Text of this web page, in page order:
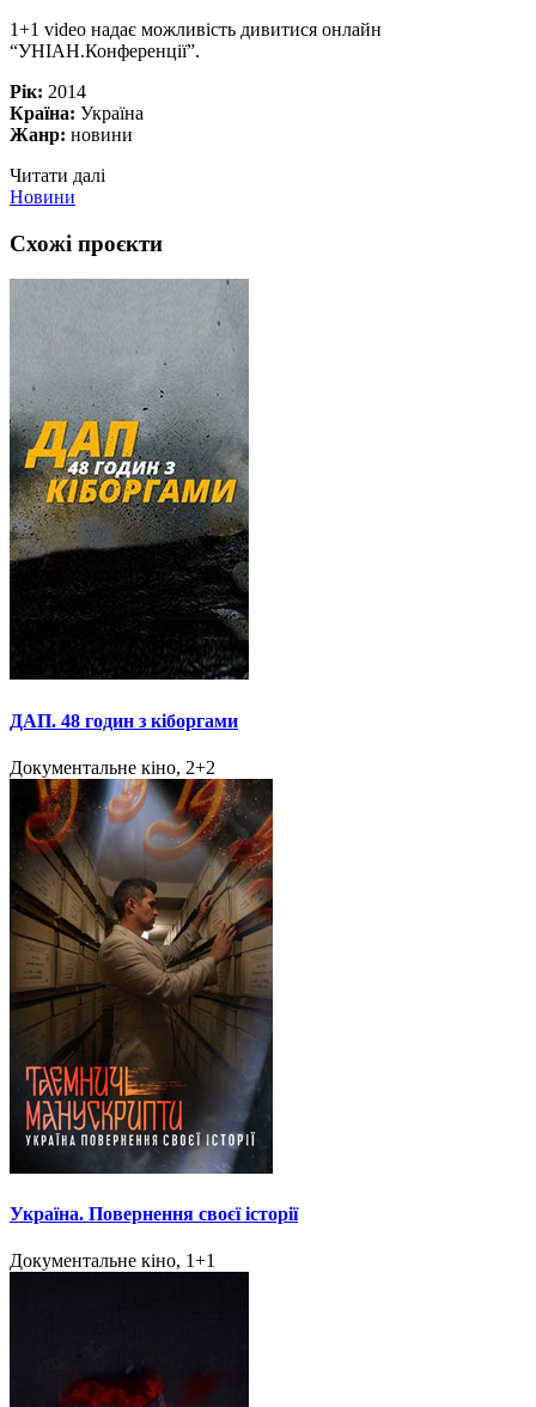
1+1 video надає можливість дивитися онлайн
“УНІАН.Конференції”.
Рік: 2014
Країна: Україна
Жанр: новини
Читати далі
Новини
Схожі проєкти
ДАП. 48 годин з кіборгами
Документальне кіно, 2+2
Україна. Повернення своєї історії
Документальне кіно, 1+1